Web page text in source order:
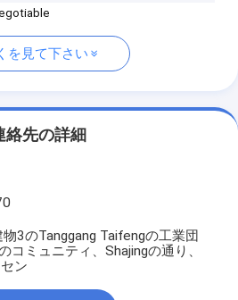
を見て下さい
絡先の詳細
3のTanggang Taifengの工業団
コミュニティ、Shajingの通り、
ン